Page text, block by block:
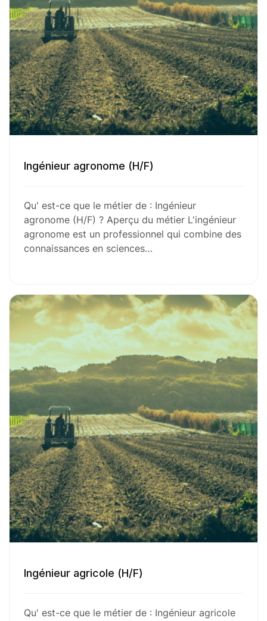
Ingénieur agronome (H/F)
Qu' est-ce que le métier de : Ingénieur
agronome (H/F) ? Aperçu du métier L'ingénieur
agronome est un professionnel qui combine des
connaissances en sciences…
Ingénieur agricole (H/F)
Qu' est-ce que le métier de : Ingénieur agricole